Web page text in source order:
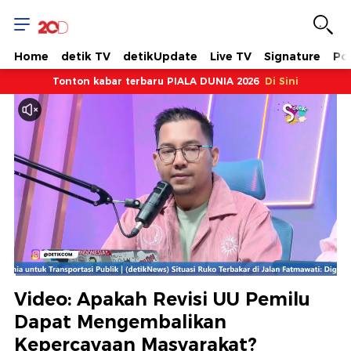
Home detik TV detikUpdate Live TV Signature
Tonton kabar terbaru PIALA DUNIA 2026 Di Sini
Berhenti
Suara
Hidup
ini
Dimuat:
Video: Apakah Revisi UU Pemilu
Dapat Mengembalikan
Kepercayaan Masyarakat?